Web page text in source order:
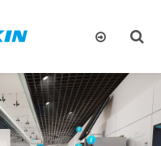
تبديل